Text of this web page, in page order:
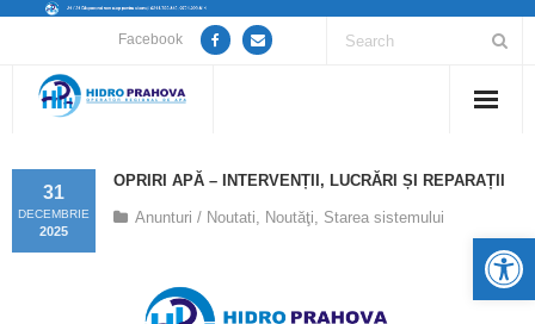
Facebook
Despre noi
OPRIRI APĂ – INTERVENȚII, LUCRĂRI ȘI REPARAȚII
31
DECEMBRIE
2025
Anunturi / Noutati, Noutăţi, Starea sistemului